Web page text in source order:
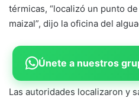
térmicas, “localizó un punto
maizal”, dijo la oficina del
Únete a nuestros
Las autoridades localizaron y